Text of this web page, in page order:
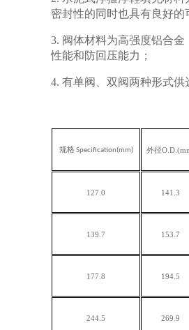
密封性的同时也具有良好的
3. 阀体材料为高强度铝合
性能和防回压能力；
4. 有单阀、双阀两种形式供
规格Specification(mm) 外径
127.0 141.3
139.7 153.7
177.8 194.5
244.5 269.9